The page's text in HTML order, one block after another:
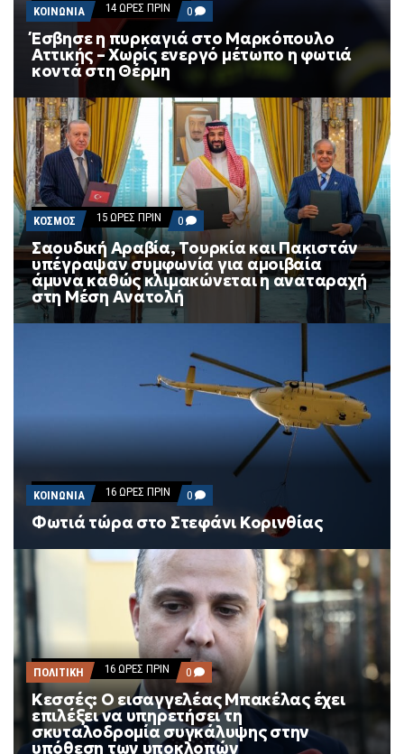
ΚΟΙΝΩΝΙΑ 14 ΏΡΕΣ ΠΡΙΝ 0 COMMENTS
ON
ΈΣΒΗΣΕ
Η
ΠΥΡΚΑΓΙΆ
ΑΤΤΙΚΉΣ
–
ΧΩΡΊΣ
ΕΝΕΡΓΌ
ΜΈΤΩΠΟ
Η
ΦΩΤΙΆ
ΚΟΝΤΆ
ΣΤΗ
ΘΈΡΜΗ
Έσβησε η πυρκαγιά στο Μαρκόπουλο
Αττικής – Χωρίς ενεργό μέτωπο η φωτιά
κοντά στη Θέρμη
ΚΟΣΜΟΣ 15 ΏΡΕΣ ΠΡΙΝ 0 COMMENTS
ON
ΣΑΟΥΔΙΚΉ
ΑΡΑΒΊΑ,
ΤΟΥΡΚΊΑ
ΚΑΙ
ΑΜΟΙΒΑΊΑ
ΆΜΥΝΑ
ΚΑΘΏΣ
ΚΛΙΜΑΚΏΝΕΤΑΙ
Η
Σαουδική Αραβία, Τουρκία και Πακιστάν
υπέγραψαν συμφωνία για αμοιβαία
άμυνα καθώς κλιμακώνεται η αναταραχή
στη Μέση Ανατολή
ΚΟΙΝΩΝΙΑ 16 ΏΡΕΣ ΠΡΙΝ 0 COMMENTS
ON
ΦΩΤΙΆ
ΤΏΡΑ
ΣΤΟ
ΣΤΕΦΆΝΙ
ΚΟΡΙΝΘΊΑΣ
Φωτιά τώρα στο Στεφάνι Κορινθίας
ΠΟΛΙΤΙΚΗ 16 ΏΡΕΣ ΠΡΙΝ 0 COMMENTS
ON
ΚΕΣΣΈΣ:
Ο
ΕΙΣΑΓΓΕΛΈΑΣ
ΜΠΑΚΈΛΑΣ
Κεσσές: Ο εισαγγελέας Μπακέλας έχει
επιλέξει να υπηρετήσει τη
σκυταλοδρομία συγκάλυψης στην
υπόθεση των υποκλοπών